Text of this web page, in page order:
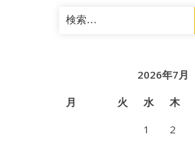
検
索:
2026年7月
月
火 水 木
1
2